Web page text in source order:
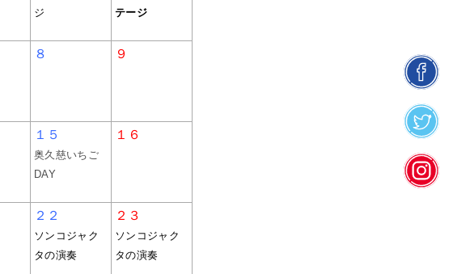
ジ
テージ
８ ９
１５
奥久慈いちご
DAY
１６
２２
ソンコジャク
タの演奏
２３
ソンコジャク
タの演奏